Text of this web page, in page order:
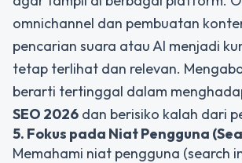
omnichannel dan pembuatan
pencarian suara atau AI menjadi
tetap terlihat dan relevan.
berarti tertinggal dalam
SEO 2026 dan berisiko kalah dari
5. Fokus pada Niat Pengguna
Memahami niat pengguna (search